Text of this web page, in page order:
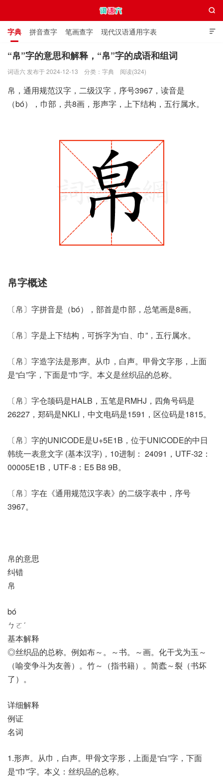

字典 拼音查字 笔画查字 现代汉语通用字表
通用规范汉字表 叠字大全 独体字大全 极简英语词典

“帛”字的意思和解释，“帛”字的成语和组词
词语六 发布于 2024-12-13 分类： 字典 阅读(324)
帛，通用规范汉字，二级汉字，序号3967，读音是
（bó），巾部，共8画，形声字，上下结构，五行属水。
帛字概述
〔帛〕字拼音是（bó），部首是巾部，总笔画是8画。
〔帛〕字是上下结构，可拆字为“白、巾”，五行属水。
〔帛〕字造字法是形声。从巾，白声。甲骨文字形，上面
是“白”字，下面是“巾”字。本义是丝织品的总称。
〔帛〕字仓颉码是HALB，五笔是RMHJ，四角号码是
26227，郑码是NKLI，中文电码是1591，区位码是1815。
〔帛〕字的UNICODE是U+5E1B，位于UNICODE的中日
韩统一表意文字 (基本汉字)，10进制： 24091，UTF-32：
00005E1B，UTF-8：E5 B8 9B。
〔帛〕字在《通用规范汉字表》的二级字表中，序号
3967。
帛的意思
纠错
帛
bó
ㄅㄛˊ
基本解释
◎丝织品的总称。例如布～。～书。～画。化干戈为玉～
（喻变争斗为友善）。竹～（指书籍）。简蠹～裂（书坏
了）。
详细解释
例证
名词
1.形声。从巾，白声。甲骨文字形，上面是“白”字，下面
是“巾”字。本义：丝织品的总称。